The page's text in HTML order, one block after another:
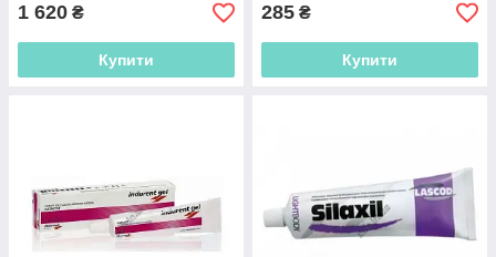
1 620 ₴
Купити
285 ₴
Купити